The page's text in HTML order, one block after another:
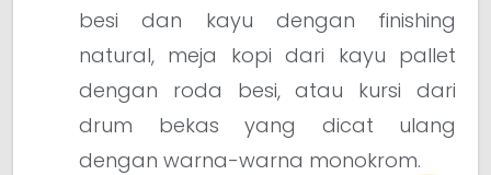
besi dan kayu dengan finishing
natural, meja kopi dari kayu pallet
dengan roda besi, atau kursi dari
drum bekas yang dicat ulang
dengan warna-warna monokrom.